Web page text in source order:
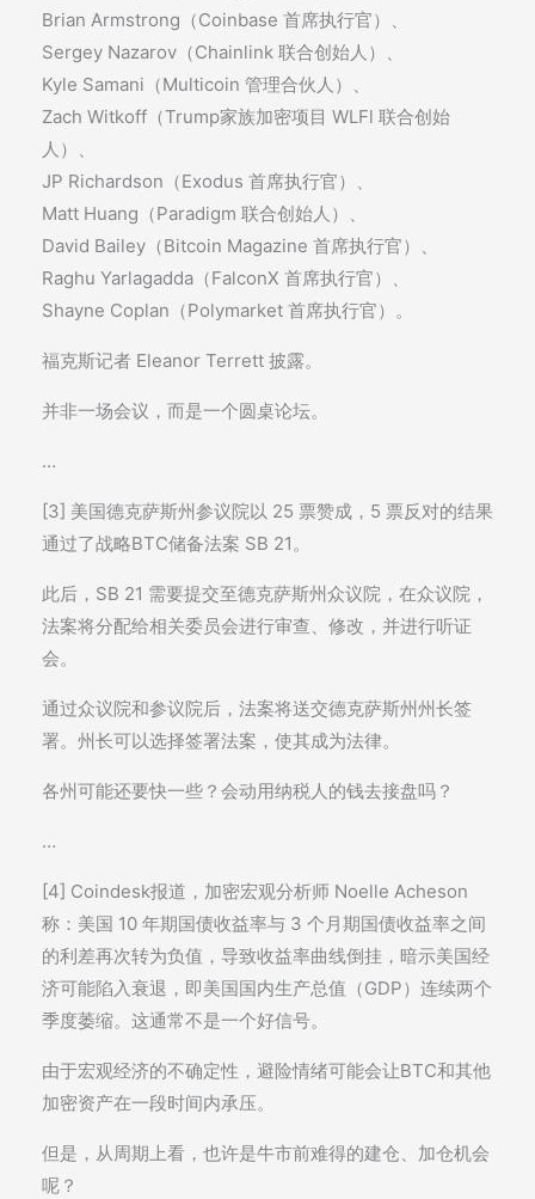
Brian Armstrong（Coinbase 首席执行官）、
Sergey Nazarov（Chainlink 联合创始人）、
Kyle Samani（Multicoin 管理合伙人）、
Zach Witkoff（Trump家族加密项目 WLFl 联合创始
人）、
JP Richardson（Exodus 首席执行官）、
Matt Huang（Paradigm 联合创始人）、
David Bailey（Bitcoin Magazine 首席执行官）、
Raghu Yarlagadda（FalconX 首席执行官）、
Shayne Coplan（Polymarket 首席执行官）。
福克斯记者 Eleanor Terrett 披露。
并非一场会议，而是一个圆桌论坛。
…
[3] 美国德克萨斯州参议院以 25 票赞成，5 票反对的结果
通过了战略BTC储备法案 SB 21。
此后，SB 21 需要提交至德克萨斯州众议院，在众议院，
法案将分配给相关委员会进行审查、修改，并进行听证
会。
通过众议院和参议院后，法案将送交德克萨斯州州长签
署。州长可以选择签署法案，使其成为法律。
各州可能还要快一些？会动用纳税人的钱去接盘吗？
…
[4] Coindesk报道，加密宏观分析师 Noelle Acheson
称：美国 10 年期国债收益率与 3 个月期国债收益率之间
的利差再次转为负值，导致收益率曲线倒挂，暗示美国经
济可能陷入衰退，即美国国内生产总值（GDP）连续两个
季度萎缩。这通常不是一个好信号。
由于宏观经济的不确定性，避险情绪可能会让BTC和其他
加密资产在一段时间内承压。
但是，从周期上看，也许是牛市前难得的建仓、加仓机会
呢？